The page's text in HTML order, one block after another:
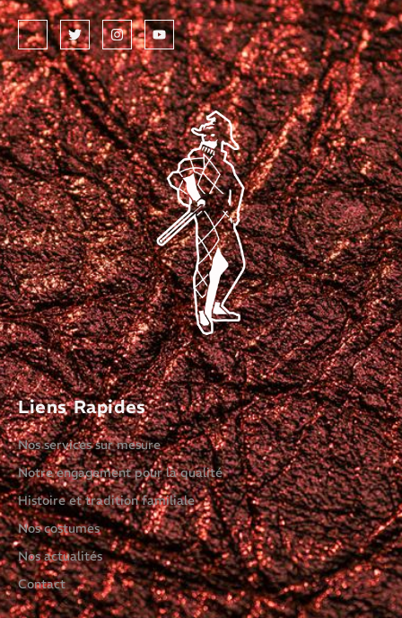
Liens Rapides
Nos services sur mesure
Notre engagement pour la qualité
Histoire et tradition familiale
Nos costumes
Nos actualités
Contact